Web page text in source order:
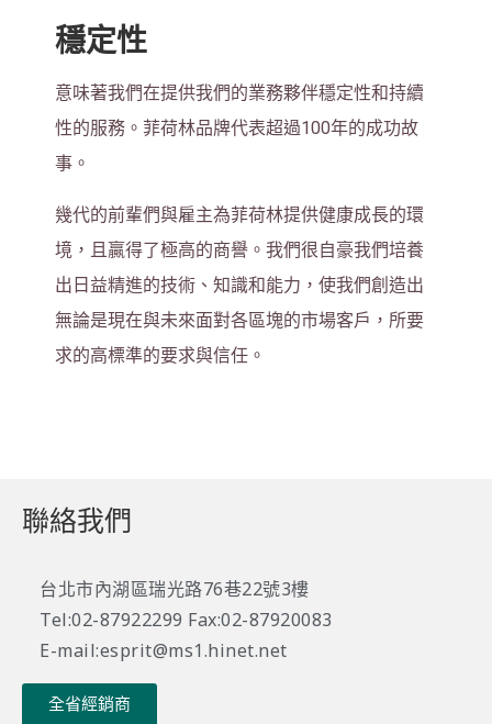
穩定性
意味著我們在提供我們的業務夥伴穩定性和持續
性的服務。菲荷林品牌代表超過100年的成功故
事。
幾代的前輩們與雇主為菲荷林提供健康成長的環
境，且贏得了極高的商譽。我們很自豪我們培養
出日益精進的技術、知識和能力，使我們創造出
無論是現在與未來面對各區塊的市場客戶，所要
求的高標準的要求與信任。
聯絡我們
台北市內湖區瑞光路76巷22號3樓
Tel:02-87922299 Fax:02-87920083
E-mail:esprit@ms1.hinet.net
全省經銷商